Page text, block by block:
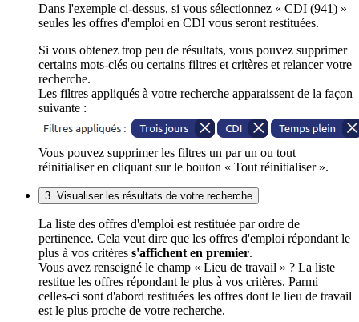
Dans l'exemple ci-dessus, si vous sélectionnez « CDI (941) »
seules les offres d'emploi en CDI vous seront restituées.
Si vous obtenez trop peu de résultats, vous pouvez supprimer
certains mots-clés ou certains filtres et critères et relancer votre
recherche.
Les filtres appliqués à votre recherche apparaissent de la façon
suivante :
Vous pouvez supprimer les filtres un par un ou tout
réinitialiser en cliquant sur le bouton « Tout réinitialiser ».
3. Visualiser les résultats de votre recherche
La liste des offres d'emploi est restituée par ordre de
pertinence. Cela veut dire que les offres d'emploi répondant le
plus à vos critères s'affichent en premier.
Vous avez renseigné le champ « Lieu de travail » ? La liste
restitue les offres répondant le plus à vos critères. Parmi
celles-ci sont d'abord restituées les offres dont le lieu de travail
est le plus proche de votre recherche.